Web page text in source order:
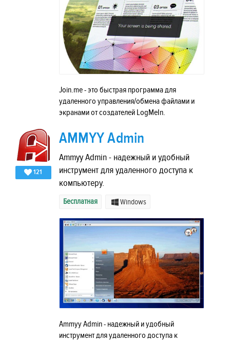
Join.me - это быстрая программа для
удаленного управления/обмена файлами и
экранами от создателей LogMeIn.
121
AMMYY Admin
Ammyy Admin - надежный и удобный
инструмент для удаленного доступа к
компьютеру.
Бесплатная Windows
Ammyy Admin - надежный и удобный
инструмент для удаленного доступа к